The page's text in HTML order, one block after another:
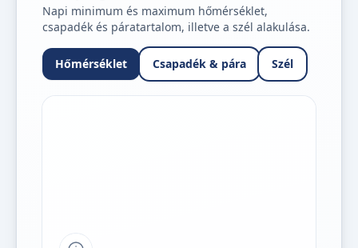
Napi minimum és maximum hőmérséklet,
csapadék és páratartalom, illetve a szél alakulása.
Hőmérséklet Csapadék & pára Szél